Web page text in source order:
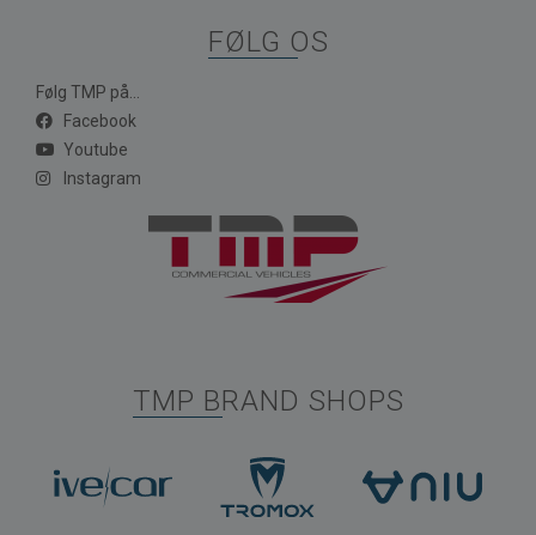
FØLG OS
Følg TMP på...
Facebook
Youtube
Instagram
TMP BRAND SHOPS